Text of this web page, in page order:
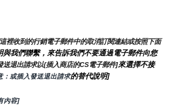
裡收到的行銷電子郵件中的取消訂閱連結或按照下面
與我們聯繫，來告訴我們不要通過電子郵件向您
送退出請求以{插入商店的CS電子郵件]來選擇不接
：或插入發送退出請求的替代說明]
內容]